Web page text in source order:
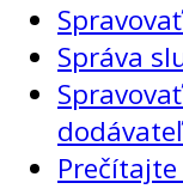
Správa